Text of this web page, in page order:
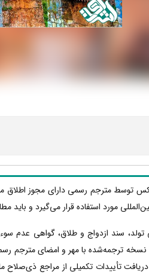
توسط مترجم رسمی دارای مجوز
مورد استفاده قرار می‌گیرد و
سند ازدواج و طلاق، گواهی عدم
ترجمه‌شده با مهر و امضای مترجم
تأییدات تکمیلی از مراجع ذی‌صلاح